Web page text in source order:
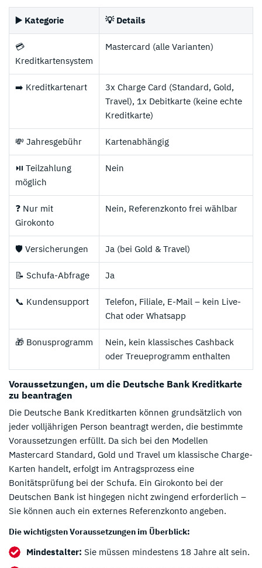
▶️ Kategorie 💡 Details
💳
Kreditkartensystem
Mastercard (alle Varianten)
➡️ Kreditkartenart
3x Charge Card (Standard, Gold,
Travel), 1x Debitkarte (keine echte
Kreditkarte)
💸 Jahresgebühr Kartenabhängig
⏯️ Teilzahlung
möglich
Nein
❓ Nur mit
Girokonto
Nein, Referenzkonto frei wählbar
🛡️ Versicherungen Ja (bei Gold & Travel)
📝 Schufa-Abfrage Ja
📞 Kundensupport
Telefon, Filiale, E-Mail – kein Live-
Chat oder Whatsapp
🎁 Bonusprogramm
Nein, kein klassisches Cashback
oder Treueprogramm enthalten
Voraussetzungen, um die Deutsche Bank Kreditkarte
zu beantragen
Die Deutsche Bank Kreditkarten können grundsätzlich von
jeder volljährigen Person beantragt werden, die bestimmte
Voraussetzungen erfüllt. Da sich bei den Modellen
Mastercard Standard, Gold und Travel um klassische Charge-
Karten handelt, erfolgt im Antragsprozess eine
Bonitätsprüfung bei der Schufa. Ein Girokonto bei der
Deutschen Bank ist hingegen nicht zwingend erforderlich –
Sie können auch ein externes Referenzkonto angeben.
Die wichtigsten Voraussetzungen im Überblick:
Mindestalter: Sie müssen mindestens 18 Jahre alt sein.